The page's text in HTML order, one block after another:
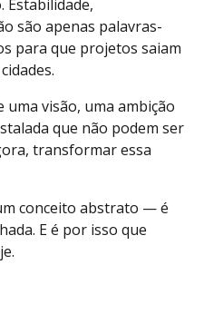
Estabilidade,
são apenas palavras-
para que projetos saiam
visão, uma ambição
que não podem ser
transformar essa
conceito abstrato — é
E é por isso que